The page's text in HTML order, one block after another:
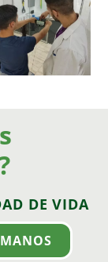
DE VIDA